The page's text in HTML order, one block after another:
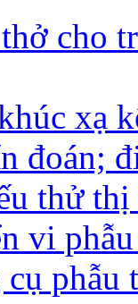
cho
xạ
đoán;
thử
vi
phẫu